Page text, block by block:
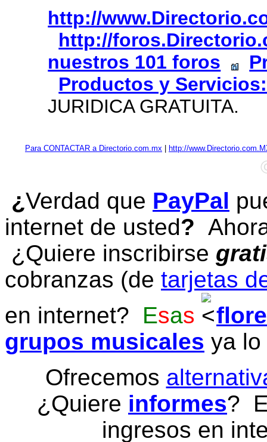
http://
http://
nuestros 101 foros
Productos y
JURIDICA GRATUITA.
Para CONTACTAR a Directorio.com.mx http://
¿Verdad que PayPal
internet de usted?
¿Quiere inscribirse
cobranzas (de tarjetas
en internet? Esas
grupos musicales ya
Ofrecemos
¿Quiere informes?
ingresos en